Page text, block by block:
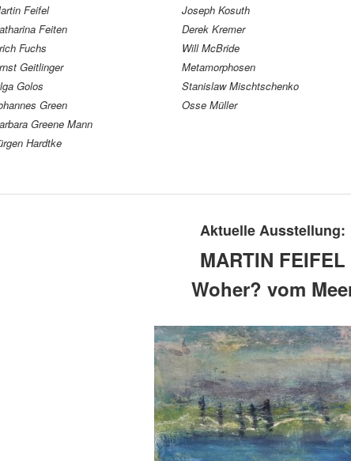
Feifel
Feiten
Fuchs
Geitlinger
Golos
Green
Greene Mann
Hardtke
Joseph Kosuth
Derek Kremer
Will McBride
Metamorphosen
Stanislaw Mischtschenko
Osse Müller
Aktuelle Ausstellung:
MARTIN FEIFEL
Woher? vom